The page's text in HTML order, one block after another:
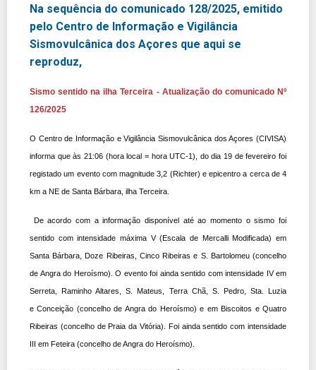
Na sequência do comunicado 128/2025, emitido
pelo Centro de Informação e Vigilância
Sismovulcânica dos Açores que aqui se
reproduz,
Sismo sentido na ilha Terceira - Atualização do comunicado Nº
126/2025
O Centro de Informação e Vigilância Sismovulcânica dos Açores (CIVISA)
informa que às 21:06 (hora local = hora UTC-1), do dia 19 de fevereiro foi
registado um evento com magnitude 3,2 (Richter) e epicentro a cerca de 4
km a NE de Santa Bárbara, ilha Terceira.
De acordo com a informação disponível até ao momento o sismo foi
sentido com intensidade máxima V (Escala de Mercalli Modificada) em
Santa Bárbara, Doze Ribeiras, Cinco Ribeiras e S. Bartolomeu (concelho
de Angra do Heroísmo). O evento foi ainda sentido com intensidade IV em
Serreta, Raminho Altares, S. Mateus, Terra Chã, S. Pedro, Sta. Luzia
e Conceição (concelho de Angra do Heroísmo) e em Biscoitos e Quatro
Ribeiras (concelho de Praia da Vitória). Foi ainda sentido com intensidade
III em Feteira (concelho de Angra do Heroísmo).